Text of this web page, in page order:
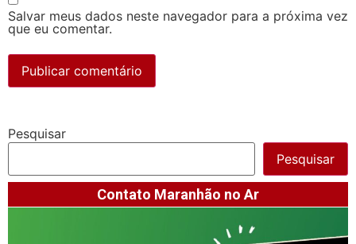
Salvar meus dados neste navegador para a próxima vez
que eu comentar.
Pesquisar
Pesquisar
Contato Maranhão no Ar